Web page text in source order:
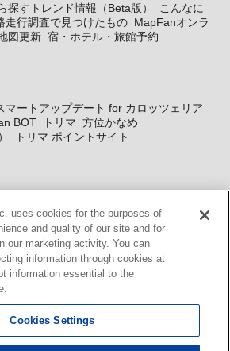
探すトレンド情報（Beta版）
こんなに
走行調査で見つけたもの MapFanオンラ
図更新 宿・ホテル・旅館予約
マートアップデート for カロッツェリア
BOT トリマ 方位かなめ
トリマ ポイントサイト
報サービス WEBサイト・システム向け地
地図開発キット MapFan DB 住所確認
トリマ広告 Geo-Research
ービス
ーズ
uses cookies for the purposes of
and quality of our site and for
our marketing activity. You can
information through cookies at
information essential to the
Cookies Settings